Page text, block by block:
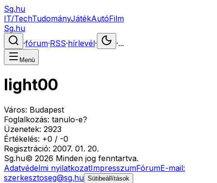
Sg.hu
IT/TechTudományJátékAutóFilm
Sg.hu
·fórum·RSS·hírlevél· ·...
Menü
light00
Város: Budapest
Foglalkozás: tanulo-e?
Üzenetek: 2923
Értékelés: +0 / -0
Regisztráció: 2007. 01. 20.
Sg.hu© 2026 Minden jog fenntartva.
Adatvédelmi nyilatkozatImpresszumFórumE-mail:
szerkesztoseg@sg.hu Sütibeállítások